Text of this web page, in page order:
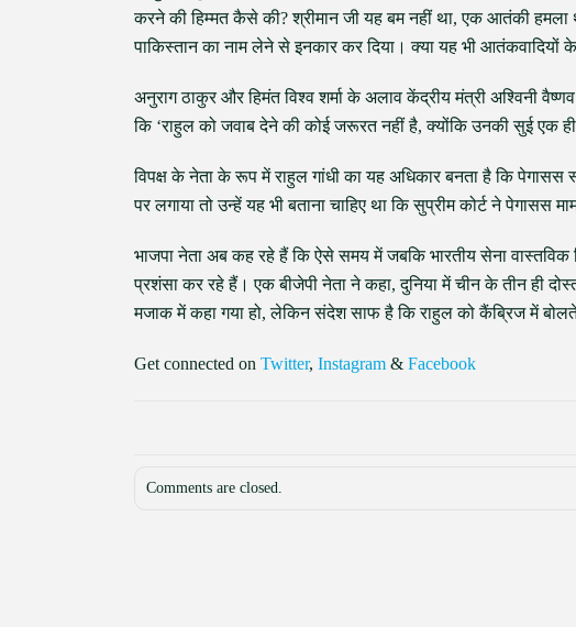
करने की हिम्मत कैसे की? श्रीमान जी यह बम नहीं था, एक आतंकी हमला
पाकिस्तान का नाम लेने से इनकार कर दिया। क्या यह भी आतंकवादियों
अनुराग ठाकुर और हिमंत विश्व शर्मा के अलाव केंद्रीय मंत्री अश्विनी
कि ‘राहुल को जवाब देने की कोई जरूरत नहीं है, क्योंकि उनकी सुई एक
विपक्ष के नेता के रूप में राहुल गांधी का यह अधिकार बनता है कि पेगासस
पर लगाया तो उन्हें यह भी बताना चाहिए था कि सुप्रीम कोर्ट ने पेगासस
भाजपा नेता अब कह रहे हैं कि ऐसे समय में जबकि भारतीय सेना
प्रशंसा कर रहे हैं। एक बीजेपी नेता ने कहा, दुनिया में चीन के तीन ही
मजाक में कहा गया हो, लेकिन संदेश साफ है कि राहुल को कैंब्रिज में
Get connected on Twitter, Instagram & Facebook
Comments are closed.